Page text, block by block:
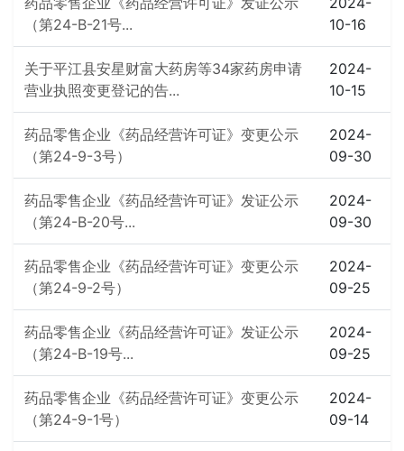
（第24-B-21号...
10-16
关于平江县安星财富大药房等34家药房申请
营业执照变更登记的告...
2024-
10-15
药品零售企业《药品经营许可证》变更公示
（第24-9-3号）
2024-
09-30
药品零售企业《药品经营许可证》发证公示
（第24-B-20号...
2024-
09-30
药品零售企业《药品经营许可证》变更公示
（第24-9-2号）
2024-
09-25
药品零售企业《药品经营许可证》发证公示
（第24-B-19号...
2024-
09-25
药品零售企业《药品经营许可证》变更公示
（第24-9-1号）
2024-
09-14